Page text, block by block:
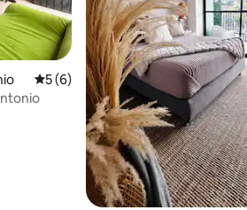
Bewertungen
Durchschnittliche Bewertung: 5
5 (6)